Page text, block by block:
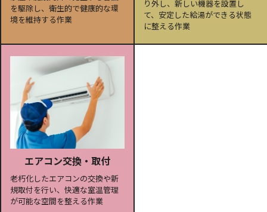
を駆除し、衛生的で健康的な環
境を維持する作業
り外し、新しい機器を設置し
て、安定した給湯ができる状態
に整える作業
エアコン交換・取付
老朽化したエアコンの交換や新
規取付を行い、快適な室温管理
が可能な空間を整える作業